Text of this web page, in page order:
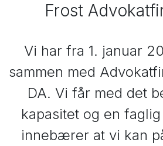
Frost
Vi har fra 1. januar
sammen med
DA. Vi får med det
kapasitet og en
innebærer at vi kan